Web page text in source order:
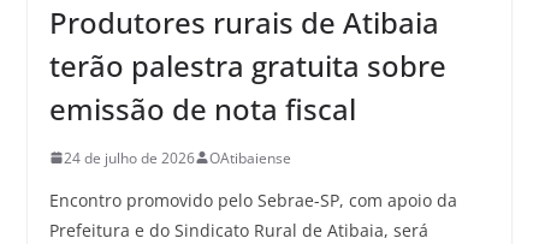
Produtores rurais de Atibaia
terão palestra gratuita sobre
emissão de nota fiscal
24 de julho de 2026 OAtibaiense
Encontro promovido pelo Sebrae-SP, com apoio da
Prefeitura e do Sindicato Rural de Atibaia, será